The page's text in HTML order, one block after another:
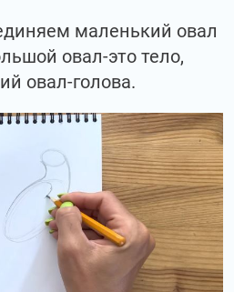
маленький овал
овал-это тело,
овал-голова.